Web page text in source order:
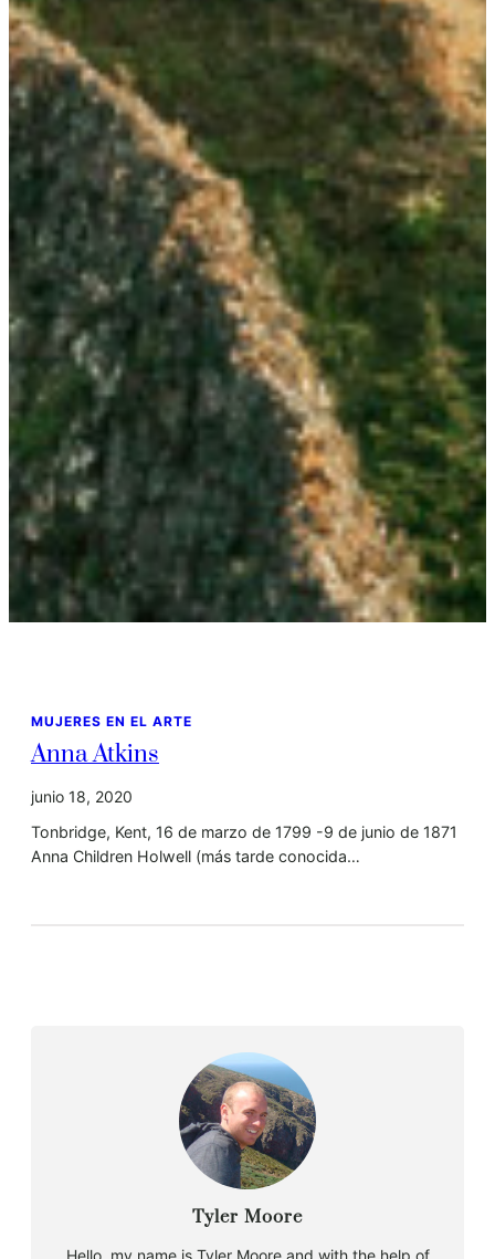
MUJERES EN EL ARTE
Anna Atkins
junio 18, 2020
Tonbridge, Kent, 16 de marzo de 1799 -9 de junio de 1871
Anna Children Holwell (más tarde conocida…
Tyler Moore